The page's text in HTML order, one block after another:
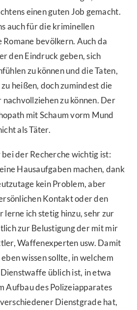
einen guten Job gemacht.
auch für die kriminellen
Romane bevölkern. Auch da
den Eindruck geben, sich
zu können und die Taten,
heißen, doch zumindest die
zu können. Der
mit Schaum vorm Mund
als Täter.
der Recherche wichtig ist:
Hausaufgaben machen, dank
kein Problem, aber
Kontakt oder den
lerne ich stetig hinzu, sehr zur
zur Belustigung der mit mir
Waffenexperten usw. Damit
wissen sollte, in welchem
üblich ist, in etwa
Aufbau des Polizeiapparates
Dienstgrade hat,